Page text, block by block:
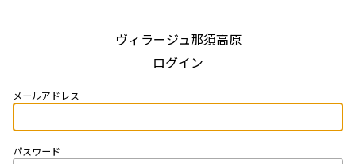
ヴィラージュ那須高原
ログイン
メールアドレス
パスワード